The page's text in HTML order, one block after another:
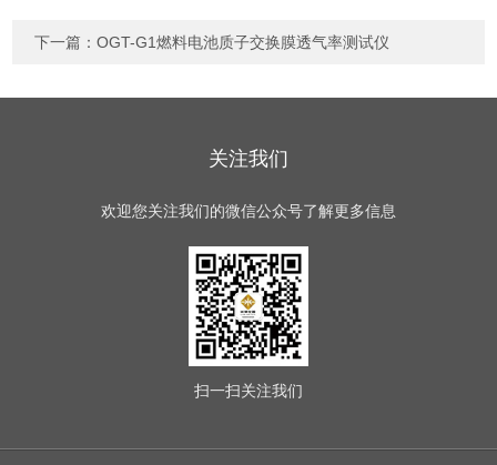
下一篇：OGT-G1燃料电池质子交换膜透气率测试仪
关注我们
欢迎您关注我们的微信公众号了解更多信息
扫一扫关注我们